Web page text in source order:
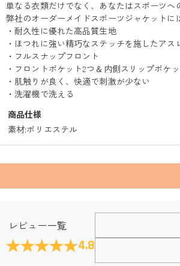
単なる衣類だけでなく、あなたはスポーツへ
弊社のオーダーメイドスポーツジャケットに
・耐久性に優れた高品質生地
・ほつれに強い精巧なステッチを施したアス
・フルスナップフロント
・フロントポケット2つ＆内側スリップポケ
・肌触りが良く、快適で刺激が少ない
・洗濯機で洗える
商品仕様
素材:ポリエステル
レビュー一覧
4.8
Fanscheerについて
会社はどこにありますか？
本社はホンコンにあります。